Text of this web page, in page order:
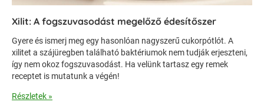
Xilit: A fogszuvasodást megelőző édesítőszer
Gyere és ismerj meg egy hasonlóan nagyszerű cukorpótlót. A
xilitet a szájüregben található baktériumok nem tudják erjeszteni,
így nem okoz fogszuvasodást. Ha velünk tartasz egy remek
receptet is mutatunk a végén!
Részletek »